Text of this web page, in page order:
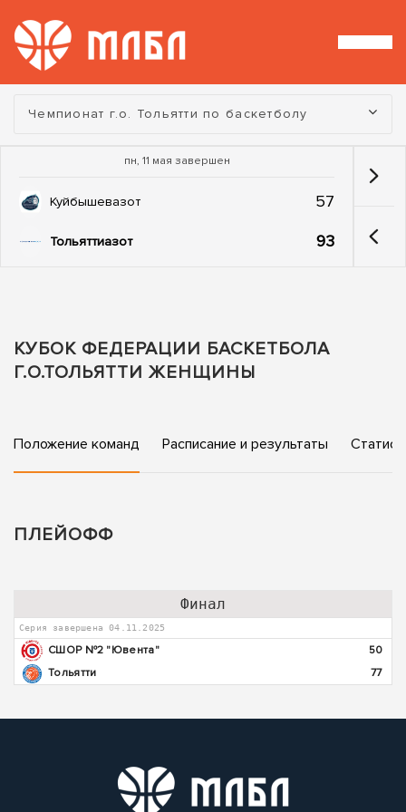
Турнир:
Чемпионат г.о. Тольятти по баскетболу
пн, 11 мая завершен
Куйбышевазот 57
Тольяттиазот 93
КУБОК ФЕДЕРАЦИИ БАСКЕТБОЛА
Г.О.ТОЛЬЯТТИ ЖЕНЩИНЫ
Положение команд Расписание и результаты
ПЛЕЙОФФ
Финал
Серия завершена 04.11.2025
СШОР №2 "Ювента"
50
Тольятти
77